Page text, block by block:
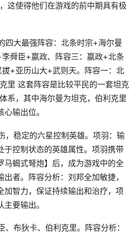
这使得他们在游戏的前中期具有极
四大最强阵容：北条时宗+海尔曼
舜臣+嬴政、阵容三：嬴政+北条
+亚历山大+武则天。阵容一：北
里 这套阵容是比较平民的一套坦克
系，其中海尔曼为坦克，伯利克里
输出位。
，稳定的六星控制英雄。项羽：输
于控制状态的英雄属性。项羽携带
马蝎式弩炮】后，成为游戏中的全
者。阵容分析：刘邦全加敏捷，
加智力，保证持续输出和治疗，项
要输出。
、布狄卡、伯利克里。阵容分析：